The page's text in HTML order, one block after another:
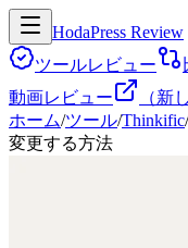
HodaPress Review
ツールレビュー
動画レビュー
（新
ホーム/ツール/Thinkific/
変更する方法